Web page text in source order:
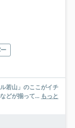
若山」のここがイチ
どが揃って... もっと